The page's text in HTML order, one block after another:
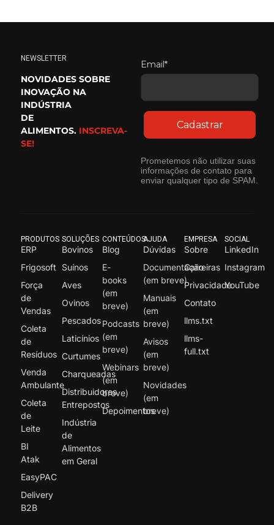
NEWSLETTER
NOVIDADES SOBRE
INOVAÇÃO NA
INDÚSTRIA
DE
ALIMENTOS. INSCREVA-
SE!
Email*
Cadastrar
Prometemos não utilizar suas
informações de contato para
enviar qualquer tipo de SPAM.
PRODUTOS
ERP
Frigosoft
Força
de
Vendas
Coleta
de
Resíduos
Venda
Ambulante
Coleta
de
Leite
BI
Atak
EasyPAC
Delivery
B2B
SOLUÇÕES
Bovinos
Suínos
Aves
Ovinos
Pescados
Laticínios
Curtumes
Charqueadas
Distribuidores
Entrepostos
Indústria
de
Alimentos
em Geral
CONTEÚDOS
Blog
E-
books
(em
breve)
Podcasts
(em
breve)
Webinars
(em
breve)
Depoimentos
AJUDA
Dúvidas
Documentação
(em breve)
Manuais
(em
breve)
Avisos
(em
breve)
Novidades
(em
breve)
EMPRESA
Sobre
Carreiras
Privacidade
Contato
llms.txt
llms-
full.txt
SOCIAL
LinkedIn
Instagram
YouTube